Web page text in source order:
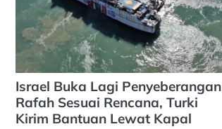
Israel Buka Lagi Penyeberangan
Rafah Sesuai Rencana, Turki
Kirim Bantuan Lewat Kapal